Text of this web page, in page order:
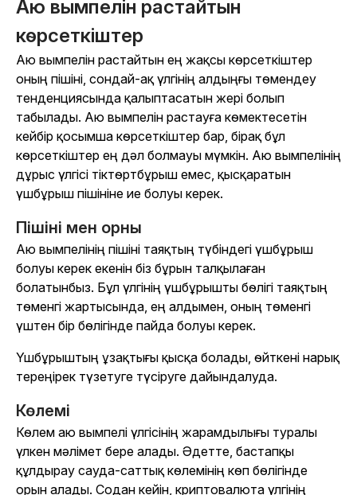
Аю вымпелін растайтын
көрсеткіштер
Аю вымпелін растайтын ең жақсы көрсеткіштер
оның пішіні, сондай-ақ үлгінің алдыңғы төмендеу
тенденциясында қалыптасатын жері болып
табылады. Аю вымпелін растауға көмектесетін
кейбір қосымша көрсеткіштер бар, бірақ бұл
көрсеткіштер ең дәл болмауы мүмкін. Аю вымпелінің
дұрыс үлгісі тіктөртбұрыш емес, қысқаратын
үшбұрыш пішініне ие болуы керек.
Пішіні мен орны
Аю вымпелінің пішіні таяқтың түбіндегі үшбұрыш
болуы керек екенін біз бұрын талқылаған
болатынбыз. Бұл үлгінің үшбұрышты бөлігі таяқтың
төменгі жартысында, ең алдымен, оның төменгі
үштен бір бөлігінде пайда болуы керек.
Үшбұрыштың ұзақтығы қысқа болады, өйткені нарық
тереңірек түзетуге түсіруге дайындалуда.
Көлемі
Көлем аю вымпелі үлгісінің жарамдылығы туралы
үлкен мәлімет бере алады. Әдетте, бастапқы
құлдырау сауда-саттық көлемінің көп бөлігінде
орын алады. Содан кейін, криптовалюта үлгінің